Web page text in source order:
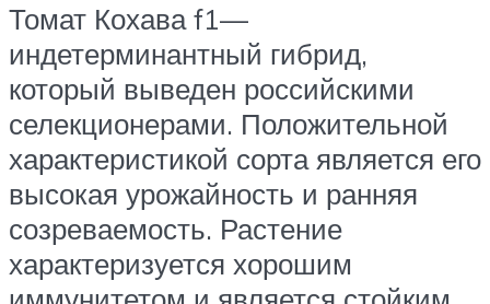
Томат Кохава f1—
индетерминантный гибрид,
который выведен российскими
селекционерами. Положительной
характеристикой сорта является его
высокая урожайность и ранняя
созреваемость. Растение
характеризуется хорошим